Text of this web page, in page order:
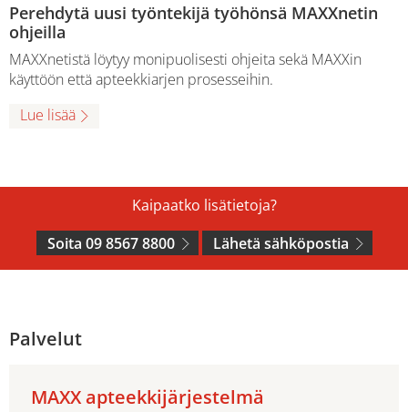
Perehdytä uusi työntekijä työhönsä MAXXnetin
ohjeilla
MAXXnetistä löytyy monipuolisesti ohjeita sekä MAXXin
käyttöön että apteekkiarjen prosesseihin.
Lue lisää
Kaipaatko lisätietoja?
Soita 09 8567 8800
Lähetä sähköpostia
Palvelut
MAXX apteekkijärjestelmä